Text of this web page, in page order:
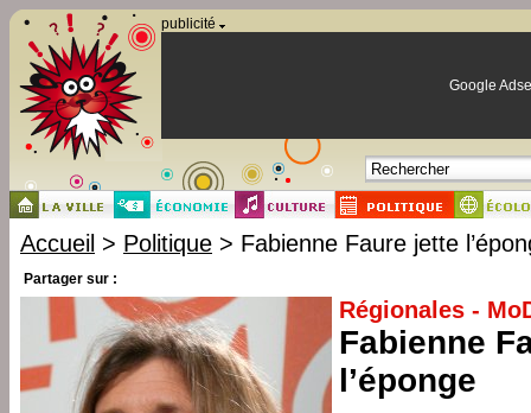
publicité
Google
Accueil > Politique > Fabienne Faure jette
Partager sur :
Régionales -
Fabienne
l’éponge
Panneau de gestion des cookies